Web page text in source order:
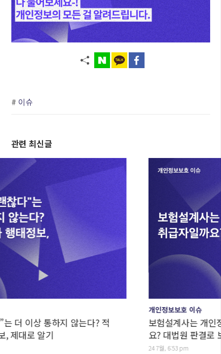
# 이슈
관련 최신글
통하지 않는다? 적
기
개인정보보호 이슈
보험설계사는 개인정보처리
요? 대법원 판결로 보는 구분
24 7월, 6:53 pm